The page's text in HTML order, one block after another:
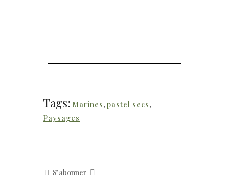
Tags: Marines, pastel secs,
Paysages
S’abonner